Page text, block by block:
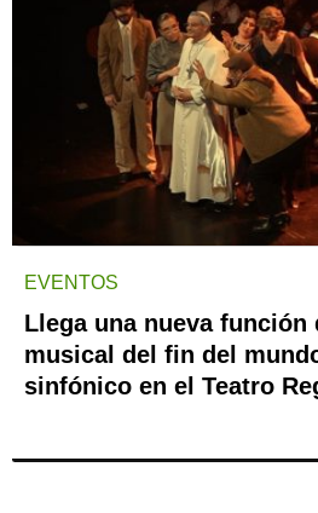
EVENTOS
Llega una nueva función
musical del fin del
sinfónico en el Teatro